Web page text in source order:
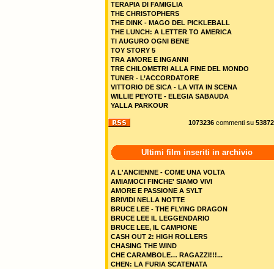
TERAPIA DI FAMIGLIA
THE CHRISTOPHERS
THE DINK - MAGO DEL PICKLEBALL
THE LUNCH: A LETTER TO AMERICA
TI AUGURO OGNI BENE
TOY STORY 5
TRA AMORE E INGANNI
TRE CHILOMETRI ALLA FINE DEL MONDO
TUNER - L’ACCORDATORE
VITTORIO DE SICA - LA VITA IN SCENA
WILLIE PEYOTE - ELEGIA SABAUDA
YALLA PARKOUR
1073236 commenti su 53872
Ultimi film inseriti in archivio
A L'ANCIENNE - COME UNA VOLTA
AMIAMOCI FINCHE' SIAMO VIVI
AMORE E PASSIONE A SYLT
BRIVIDI NELLA NOTTE
BRUCE LEE - THE FLYING DRAGON
BRUCE LEE IL LEGGENDARIO
BRUCE LEE, IL CAMPIONE
CASH OUT 2: HIGH ROLLERS
CHASING THE WIND
CHE CARAMBOLE… RAGAZZI!!!...
CHEN: LA FURIA SCATENATA